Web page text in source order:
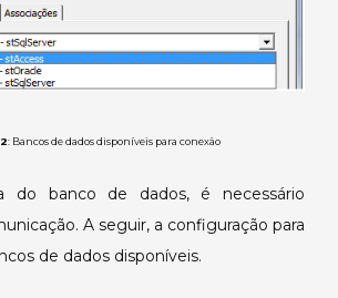
: Bancos de dados disponíveis para conexão
do banco de dados, é necessário
A seguir, a configuração para
de dados disponíveis.